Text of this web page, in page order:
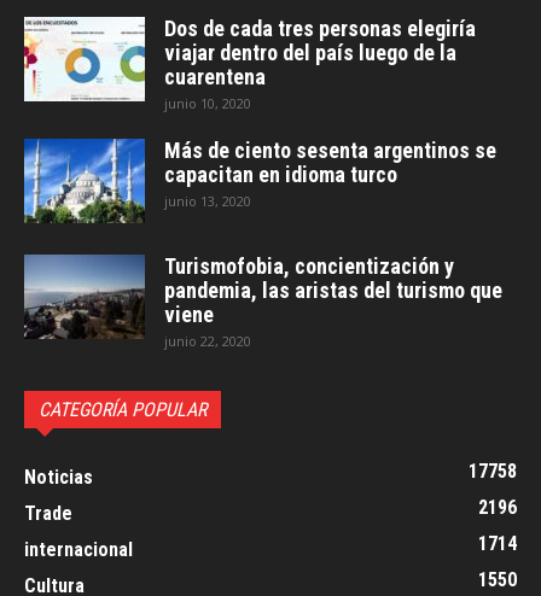
Dos de cada tres personas elegiría
viajar dentro del país luego de la
cuarentena
junio 10, 2020
Más de ciento sesenta argentinos se
capacitan en idioma turco
junio 13, 2020
Turismofobia, concientización y
pandemia, las aristas del turismo que
viene
junio 22, 2020
CATEGORÍA POPULAR
Noticias
17758
Trade
2196
internacional
1714
Cultura
1550